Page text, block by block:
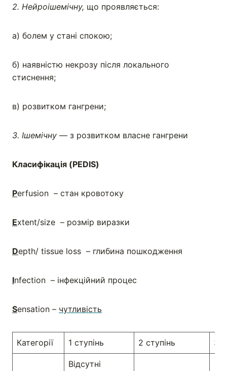
2. Нейроішемічну, що проявляється:
а) болем у стані спокою;
б) наявністю некрозу після локального
стиснення;
в) розвитком гангрени;
3. Ішемічну — з розвитком власне гангрени
Класифікація (PEDIS)
Perfusion – стан кровотоку
Extent/size – розмір виразки
Depth/ tissue loss – глибина пошкодження
Infection – інфекційний процес
Sensation – чутливість
Категорії 1 ступінь 2 ступінь 3
Відсутні